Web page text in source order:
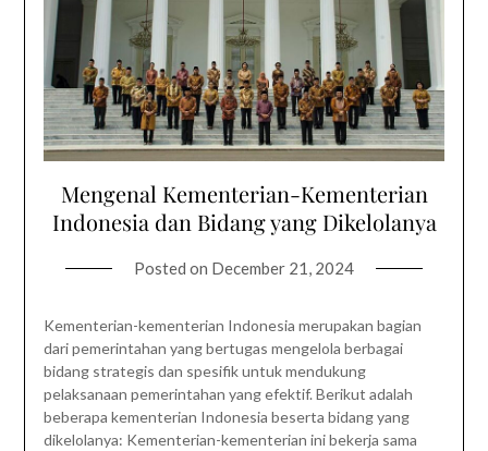
Mengenal Kementerian-Kementerian
Indonesia dan Bidang yang Dikelolanya
Posted on December 21, 2024
Kementerian-kementerian Indonesia merupakan bagian
dari pemerintahan yang bertugas mengelola berbagai
bidang strategis dan spesifik untuk mendukung
pelaksanaan pemerintahan yang efektif. Berikut adalah
beberapa kementerian Indonesia beserta bidang yang
dikelolanya: Kementerian-kementerian ini bekerja sama